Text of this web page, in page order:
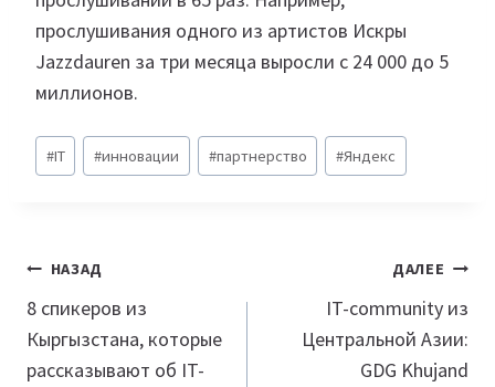
прослушивания одного из артистов Искры
Jazzdauren за три месяца выросли с 24 000 до 5
миллионов.
Метки
записи:
#IT #инновации #партнерство #Яндекс
Навигация
по
записям
НАЗАД
8 спикеров из
Кыргызстана, которые
рассказывают об IT-
ДАЛЕЕ
IT-community из
Центральной Азии:
GDG Khujand